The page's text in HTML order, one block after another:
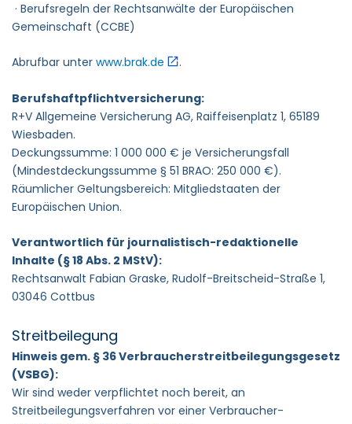
· Berufsregeln der Rechtsanwälte der Europäischen
Gemeinschaft (CCBE)
Abrufbar unter www.brak.de .
Berufshaftpflichtversicherung:
R+V Allgemeine Versicherung AG, Raiffeisenplatz 1, 65189
Wiesbaden.
Deckungssumme: 1 000 000 € je Versicherungsfall
(Mindestdeckungs­summe § 51 BRAO: 250 000 €).
Räumlicher Geltungsbereich: Mitgliedstaaten der
Europäischen Union.
Verantwortlich für journalistisch-redaktionelle
Inhalte (§ 18 Abs. 2 MStV):
Rechtsanwalt Fabian Graske, Rudolf-Breitscheid-Straße 1,
03046 Cottbus
Streitbeilegung
Hinweis gem. § 36 Verbraucherstreitbeilegungsgesetz
(VSBG):
Wir sind weder verpflichtet noch bereit, an
Streitbeilegungsverfahren vor einer Verbraucher­